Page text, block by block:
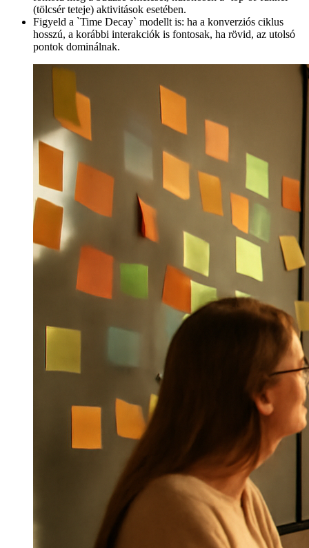
(tölcsér teteje) aktivitások esetében.
Figyeld a `Time Decay` modellt is: ha a konverziós ciklus
hosszú, a korábbi interakciók is fontosak, ha rövid, az utolsó
pontok dominálnak.